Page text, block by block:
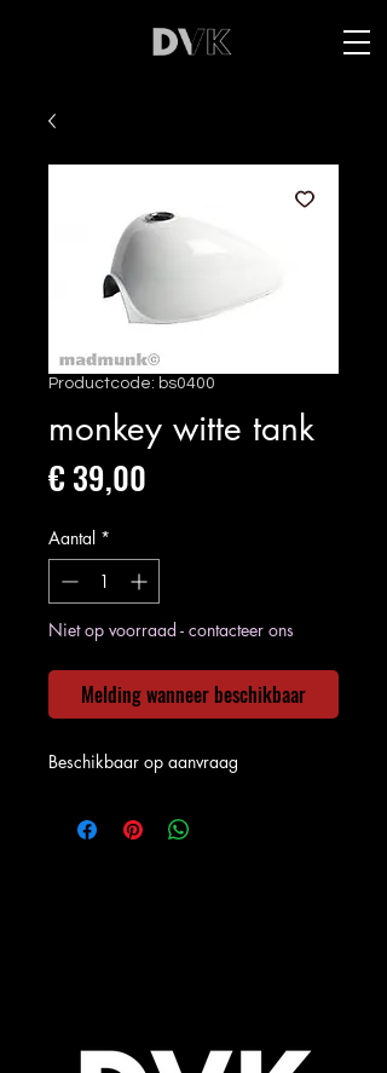
Productcode: bs0400
monkey witte tank
€ 39,00
Aantal *
Niet op voorraad - contacteer ons
Melding wanneer beschikbaar
Beschikbaar op aanvraag